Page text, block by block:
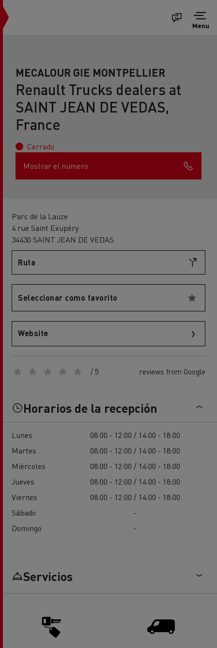
Menu
MECALOUR GIE MONTPELLIER
Renault Trucks dealers at
SAINT JEAN DE VEDAS,
France
Cerrado
Mostrar el numero
Parc de la Lauze
4 rue Saint Exupéry
34430 SAINT JEAN DE VEDAS
Ruta
Seleccionar como favorito
Website
/ 5 reviews from Google
Horarios de la recepción
Lunes
08:00 - 12:00 / 14:00 - 18:00
Martes
08:00 - 12:00 / 14:00 - 18:00
Miércoles
08:00 - 12:00 / 14:00 - 18:00
Jueves
08:00 - 12:00 / 14:00 - 18:00
Viernes
08:00 - 12:00 / 14:00 - 18:00
Sábado
-
Domingo
-
Servicios